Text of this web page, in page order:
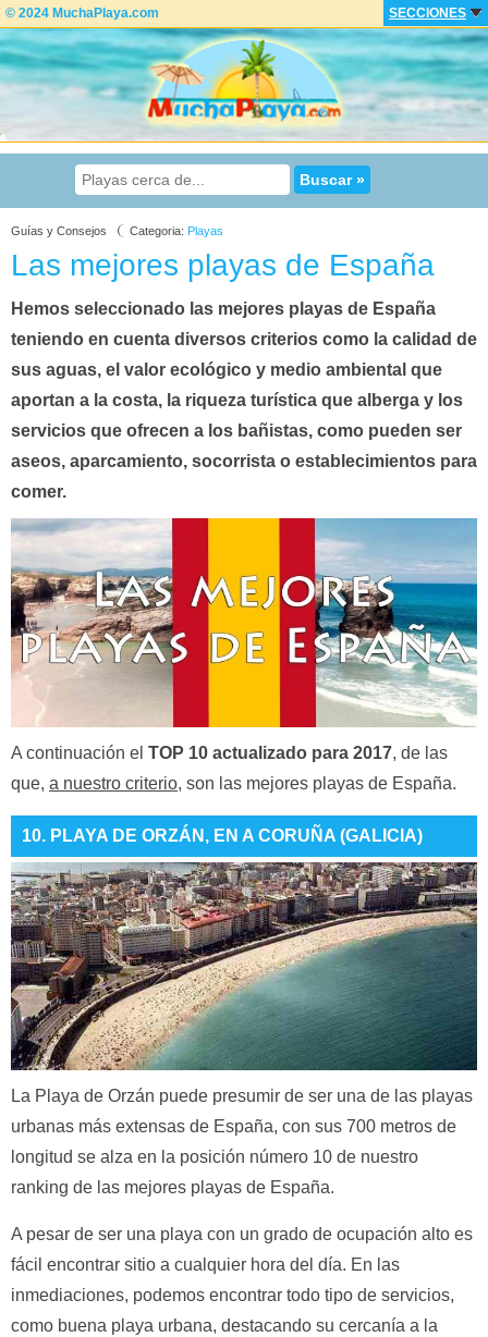
© 2024 MuchaPlaya.com SECCIONES
Guías y Consejos Categoria: Playas
Las mejores playas de España
Hemos seleccionado las mejores playas de España
teniendo en cuenta diversos criterios como la calidad de
sus aguas, el valor ecológico y medio ambiental que
aportan a la costa, la riqueza turística que alberga y los
servicios que ofrecen a los bañistas, como pueden ser
aseos, aparcamiento, socorrista o establecimientos para
comer.
A continuación el TOP 10 actualizado para 2017, de las
que, a nuestro criterio, son las mejores playas de España.
10. PLAYA DE ORZÁN, EN A CORUÑA (GALICIA)
La Playa de Orzán puede presumir de ser una de las playas
urbanas más extensas de España, con sus 700 metros de
longitud se alza en la posición número 10 de nuestro
ranking de las mejores playas de España.
A pesar de ser una playa con un grado de ocupación alto es
fácil encontrar sitio a cualquier hora del día. En las
inmediaciones, podemos encontrar todo tipo de servicios,
como buena playa urbana, destacando su cercanía a la